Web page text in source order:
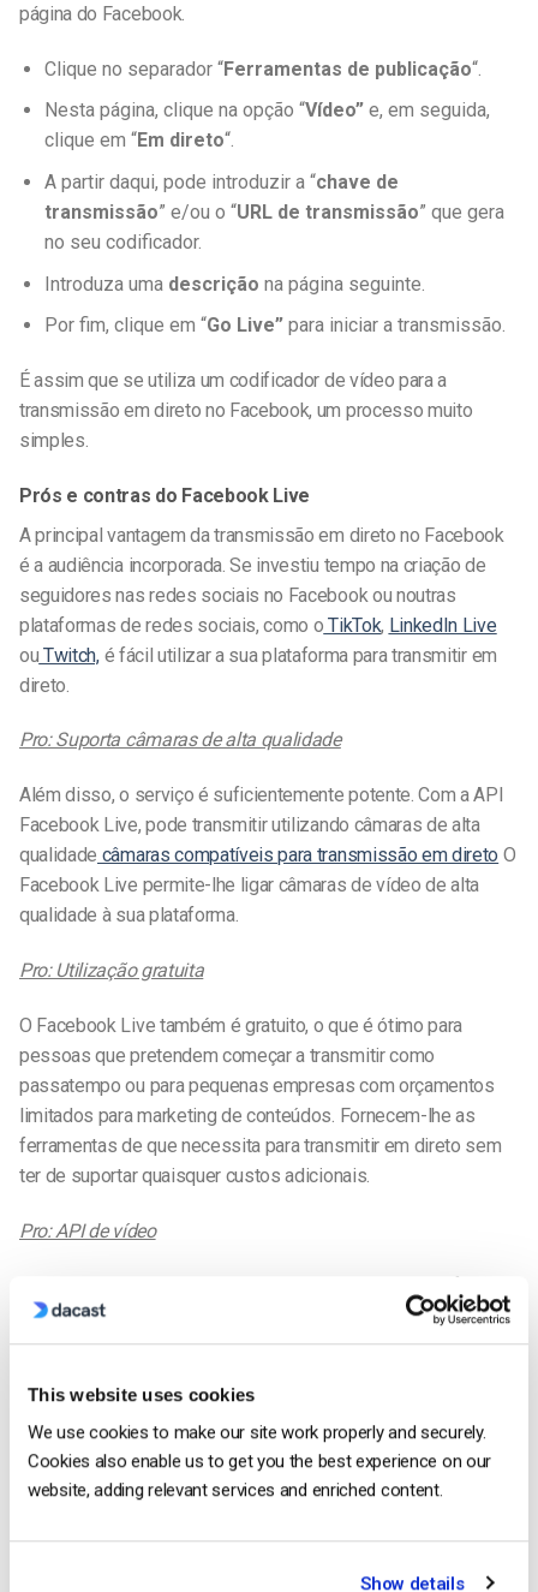
This website uses cookies
We use cookies to make our site work properly and securely.
Cookies also enable us to get you the best experience on our
website, adding relevant services and enriched content.
Show details
página do Facebook.
Clique no separador “Ferramentas de publicação“.
Nesta página, clique na opção “Vídeo”e, em seguida,
clique em “Em direto“.
A partir daqui, pode introduzir a “chave de
transmissão” e/ou o “URL de transmissão” que gera
no seu codificador.
Introduza uma descrição na página seguinte.
Por fim, clique em “Go Live”para iniciar a transmissão.
É assim que se utiliza um codificador de vídeo para a
transmissão em direto no Facebook, um processo muito
simples.
Prós e contras do Facebook Live
A principal vantagem da transmissão em direto no Facebook
é a audiência incorporada. Se investiu tempo na criação de
seguidores nas redes sociais no Facebook ou noutras
plataformas de redes sociais, como o TikTok, LinkedIn Live
ou Twitch,é fácil utilizar a sua plataforma para transmitir em
direto.
Pro: Suporta câmaras de alta qualidade
Além disso, o serviço é suficientemente potente. Com a API
Facebook Live, pode transmitir utilizando câmaras de alta
qualidade câmaras compatíveis para transmissão em direto O
Facebook Live permite-lhe ligar câmaras de vídeo de alta
qualidade à sua plataforma.
Pro: Utilização gratuita
O Facebook Live também é gratuito, o que é ótimo para
pessoas que pretendem começar a transmitir como
passatempo ou para pequenas empresas com orçamentos
limitados para marketing de conteúdos. Fornecem-lhe as
ferramentas de que necessita para transmitir em direto sem
ter de suportar quaisquer custos adicionais.
Pro: API de vídeo
trabalho existente. Isto permite-lhe integrar facilmente a sua
configuração no seu fluxo de trabalho, tornando a atuação em
No entanto, ao comparar o YouTube Live com o Facebook
Live, é importante ter em conta as desvantagens. Na nossa
própria investigação e testes, descobrimos algumas